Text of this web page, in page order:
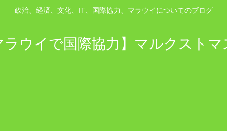
政治、経済、文化、IT、国際協力、マラウイについてのブログ
ラウイで国際協力】マルクストマ